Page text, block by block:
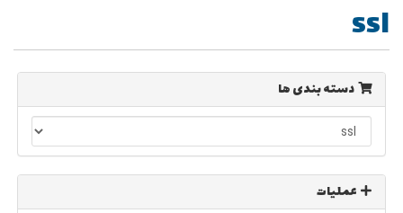
ssl
دسته بندی ها
عملیات